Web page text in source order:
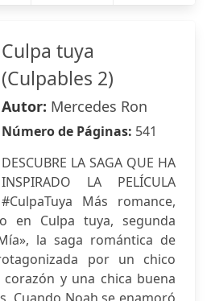
Culpa tuya
(Culpables 2)
Autor: Mercedes Ron
Número de Páginas: 541
DESCUBRE LA SAGA QUE HA
INSPIRADO LA PELÍCULA
#CulpaTuya Más romance,
en Culpa tuya, segunda
la saga romántica de
por un chico
y una chica buena